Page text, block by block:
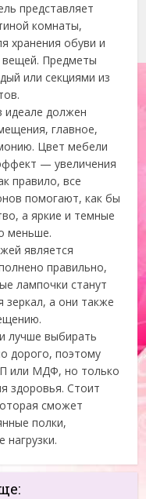
представляет
комнаты,
хранения обуви и
вещей. Предметы
или секциями из
идеале должен
главное,
Цвет мебели
— увеличения
правило, все
помогают, как бы
а яркие и темные
меньше.
является
правильно,
лампочки станут
а они также
лучше выбирать
дорого, поэтому
или МДФ, но только
здоровья. Стоит
сможет
полки,